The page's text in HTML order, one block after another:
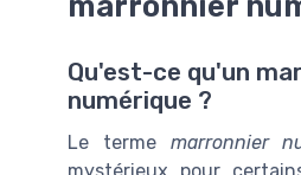
Qu'est-ce qu'un
numérique ?
Le terme marronnier
mystérieux pour